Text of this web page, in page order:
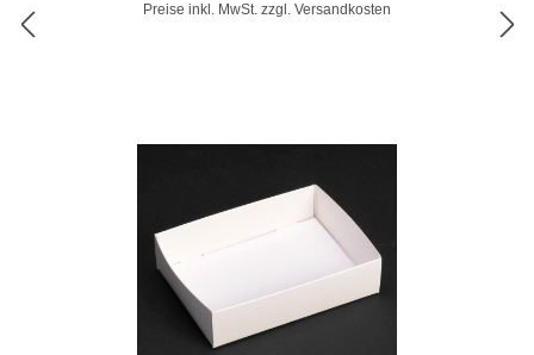
Preise inkl. MwSt. zzgl. Versandkosten